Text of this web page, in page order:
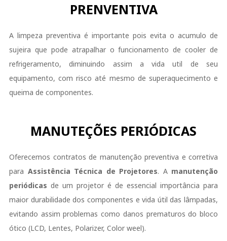
PRENVENTIVA
A limpeza preventiva é importante pois evita o acumulo de
sujeira que pode atrapalhar o funcionamento de cooler de
refrigeramento, diminuindo assim a vida util de seu
equipamento, com risco até mesmo de superaquecimento e
queima de componentes.
MANUTEÇÕES PERIÓDICAS
Oferecemos contratos de manutenção preventiva e corretiva
para Assistência Técnica de Projetores. A manutenção
periódicas de um projetor é de essencial importância para
maior durabilidade dos componentes e vida útil das lâmpadas,
evitando assim problemas como danos prematuros do bloco
ótico (LCD, Lentes, Polarizer, Color weel).